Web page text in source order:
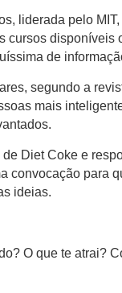
liderada pelo
cursos disponíveis
de
segundo a
mais
Diet Coke e
convocação para
ideias.
O que te atrai?